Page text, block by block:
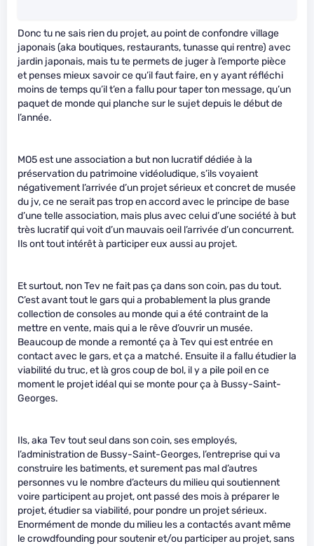
Donc tu ne sais rien du projet, au point de confondre village
japonais (aka boutiques, restaurants, tunasse qui rentre) avec
jardin japonais, mais tu te permets de juger à l’emporte pièce
et penses mieux savoir ce qu’il faut faire, en y ayant réfléchi
moins de temps qu’il t’en a fallu pour taper ton message, qu’un
paquet de monde qui planche sur le sujet depuis le début de
l’année.
MO5 est une association a but non lucratif dédiée à la
préservation du patrimoine vidéoludique, s’ils voyaient
négativement l’arrivée d’un projet sérieux et concret de musée
du jv, ce ne serait pas trop en accord avec le principe de base
d’une telle association, mais plus avec celui d’une société à but
très lucratif qui voit d’un mauvais oeil l’arrivée d’un concurrent.
Ils ont tout intérêt à participer eux aussi au projet.
Et surtout, non Tev ne fait pas ça dans son coin, pas du tout.
C’est avant tout le gars qui a probablement la plus grande
collection de consoles au monde qui a été contraint de la
mettre en vente, mais qui a le rêve d’ouvrir un musée.
Beaucoup de monde a remonté ça à Tev qui est entrée en
contact avec le gars, et ça a matché. Ensuite il a fallu étudier la
viabilité du truc, et là gros coup de bol, il y a pile poil en ce
moment le projet idéal qui se monte pour ça à Bussy-Saint-
Georges.
Ils, aka Tev tout seul dans son coin, ses employés,
l’administration de Bussy-Saint-Georges, l’entreprise qui va
construire les batiments, et surement pas mal d’autres
personnes vu le nombre d’acteurs du milieu qui soutiennent
voire participent au projet, ont passé des mois à préparer le
projet, étudier sa viabilité, pour pondre un projet sérieux.
Enormément de monde du milieu les a contactés avant même
le crowdfounding pour soutenir et/ou participer au projet, sans